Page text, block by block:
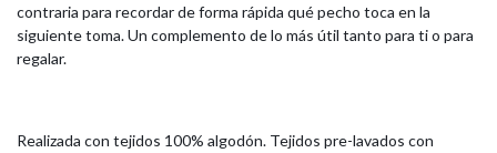
contraria para recordar de forma rápida qué pecho toca en la
siguiente toma. Un complemento de lo más útil tanto para ti o para
regalar.
Realizada con tejidos 100% algodón. Tejidos pre-lavados con